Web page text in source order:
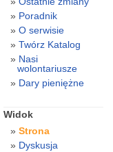
Poradnik
O serwisie
Twórz Katalog
Nasi
wolontariusze
Dary pieniężne
Widok
Strona
Dyskusja